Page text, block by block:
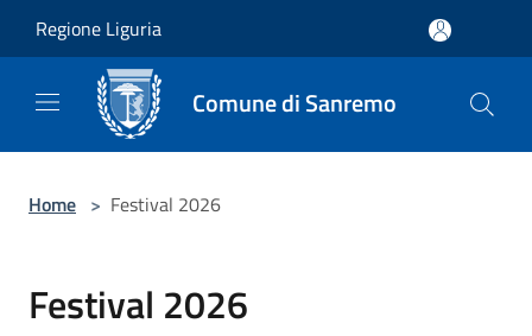
Regione Liguria
Comune di Sanremo
Home > Festival 2026
Festival 2026